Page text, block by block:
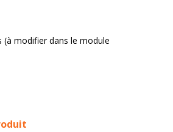
(à modifier dans le module